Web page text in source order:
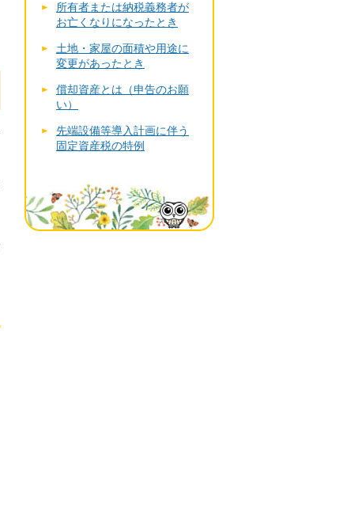
所有者または納税義務者が
お亡くなりになったとき
土地・家屋の面積や用途に
変更があったとき
償却資産とは（申告のお願
い）
先端設備等導入計画に伴う
固定資産税の特例